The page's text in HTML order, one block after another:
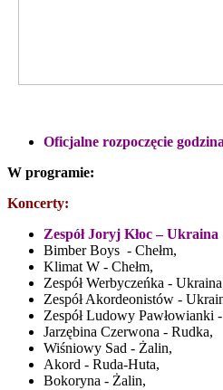
Oficjalne rozpoczęcie
W programie:
Koncerty:
Zespół Joryj Kłoc – Ukraina
Bimber Boys - Chełm,
Klimat W - Chełm,
Zespół Werbyczeńka -
Zespół Akordeonistów -
Zespół Ludowy Pawłowianki
Jarzębina Czerwona - Rudka,
Wiśniowy Sad - Żalin,
Akord - Ruda-Huta,
Bokoryna - Żalin,